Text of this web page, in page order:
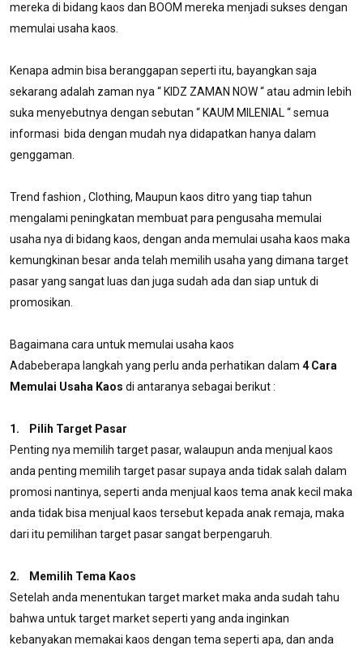
mereka di bidang kaos dan BOOM mereka menjadi sukses dengan
memulai usaha kaos.
Kenapa admin bisa beranggapan seperti itu, bayangkan saja
sekarang adalah zaman nya “ KIDZ ZAMAN NOW “ atau admin lebih
suka menyebutnya dengan sebutan “ KAUM MILENIAL “ semua
informasi bida dengan mudah nya didapatkan hanya dalam
genggaman.
Trend fashion , Clothing, Maupun kaos ditro yang tiap tahun
mengalami peningkatan membuat para pengusaha memulai
usaha nya di bidang kaos, dengan anda memulai usaha kaos maka
kemungkinan besar anda telah memilih usaha yang dimana target
pasar yang sangat luas dan juga sudah ada dan siap untuk di
promosikan.
Bagaimana cara untuk memulai usaha kaos
Adabeberapa langkah yang perlu anda perhatikan dalam4 Cara
Memulai Usaha Kaosdi antaranya sebagai berikut :
1. Pilih Target Pasar
Penting nya memilih target pasar, walaupun anda menjual kaos
anda penting memilih target pasar supaya anda tidak salah dalam
promosi nantinya, seperti anda menjual kaos tema anak kecil maka
anda tidak bisa menjual kaos tersebut kepada anak remaja, maka
dari itu pemilihan target pasar sangat berpengaruh.
2. Memilih Tema Kaos
Setelah anda menentukan target market maka anda sudah tahu
bahwa untuk target market seperti yang anda inginkan
kebanyakan memakai kaos dengan tema seperti apa, dan anda